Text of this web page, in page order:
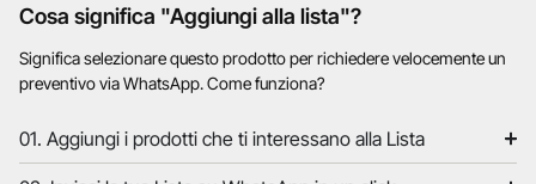
Cosa significa "Aggiungi alla lista"?
Significa selezionare questo prodotto per richiedere velocemente un
preventivo via WhatsApp. Come funziona?
01. Aggiungi i prodotti che ti interessano alla Lista